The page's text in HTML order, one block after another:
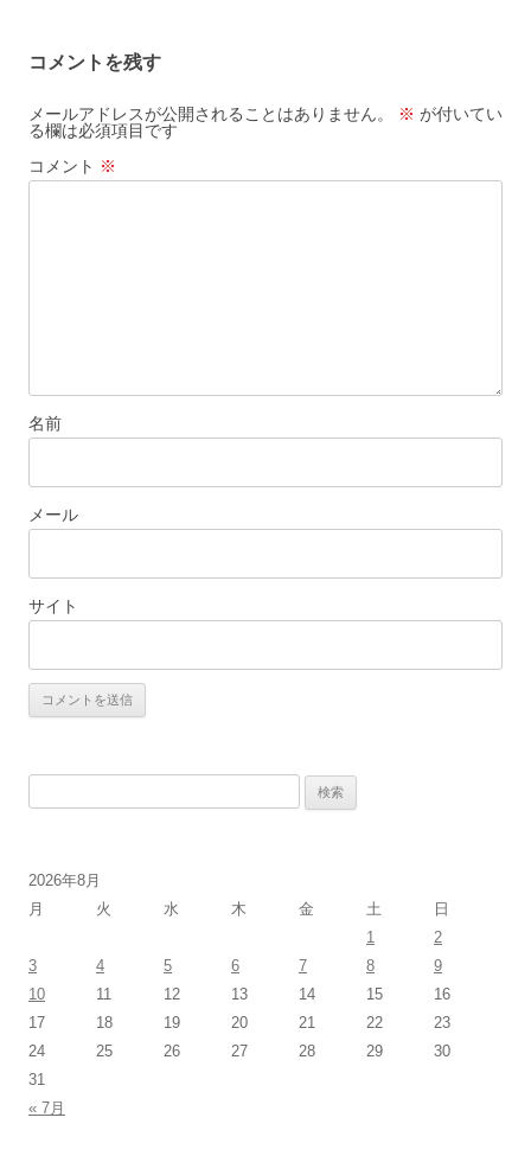
ゲ
ー
シ
ョ
コメントを残す
メールアドレスが公開されることはありません。 ※ が付いてい
る欄は必須項目です
コメント ※
名前
メール
サイト
索:
2026年8月
月
火 水 木 金 土
日
1
2
3
4 5 6 7 8
9
10
11 12 13 14 15
16
17
18 19 20 21 22
23
24
25 26 27 28 29
30
31
« 7月